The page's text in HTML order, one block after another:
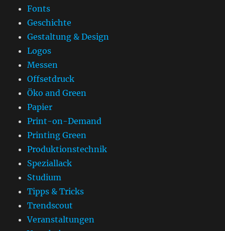
Fonts
Geschichte
Gestaltung & Design
Logos
Messen
Offsetdruck
Öko and Green
Papier
Print-on-Demand
Printing Green
Produktionstechnik
Speziallack
Studium
Tipps & Tricks
Trendscout
Veranstaltungen